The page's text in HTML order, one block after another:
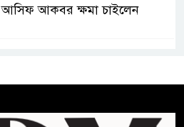
আসিফ আকবর ক্ষমা চাইলেন
প্রথম শ্রেণি ছাড়া অন্য সব শ্রেণিতে